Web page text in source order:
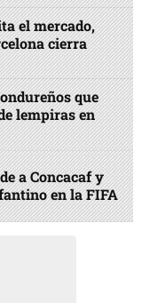
el mercado,
cierra
que
lempiras en
a Concacaf y
en la FIFA